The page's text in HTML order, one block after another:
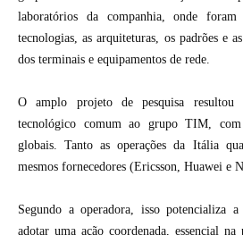
laboratórios da companhia, onde foram
tecnologias, as arquiteturas, os padrões e
dos terminais e equipamentos de rede.
O amplo projeto de pesquisa
tecnológico comum ao grupo TIM,
globais. Tanto as operações da Itália
mesmos fornecedores (Ericsson, Huawei e
Segundo a operadora, isso potencializa
adotar uma ação coordenada, essencial